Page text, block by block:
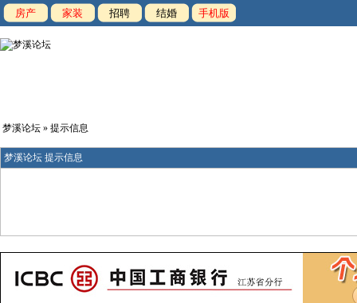
房产 家装 招聘 结婚 手机版
梦溪论坛 » 提示信息
梦溪论坛 提示信息